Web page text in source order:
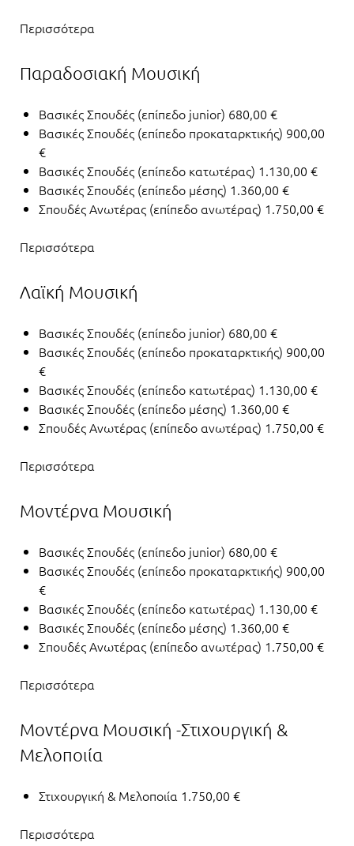
Περισσότερα
Παραδοσιακή Μουσική
Βασικές Σπουδές (επίπεδο junior) 680,00 €
Βασικές Σπουδές (επίπεδο προκαταρκτικής) 900,00
€
Βασικές Σπουδές (επίπεδο κατωτέρας) 1.130,00 €
Βασικές Σπουδές (επίπεδο μέσης) 1.360,00 €
Σπουδές Ανωτέρας (επίπεδο ανωτέρας) 1.750,00 €
Περισσότερα
Λαϊκή Μουσική
Βασικές Σπουδές (επίπεδο junior) 680,00 €
Βασικές Σπουδές (επίπεδο προκαταρκτικής) 900,00
€
Βασικές Σπουδές (επίπεδο κατωτέρας) 1.130,00 €
Βασικές Σπουδές (επίπεδο μέσης) 1.360,00 €
Σπουδές Ανωτέρας (επίπεδο ανωτέρας) 1.750,00 €
Περισσότερα
Μοντέρνα Μουσική
Βασικές Σπουδές (επίπεδο junior) 680,00 €
Βασικές Σπουδές (επίπεδο προκαταρκτικής) 900,00
€
Βασικές Σπουδές (επίπεδο κατωτέρας) 1.130,00 €
Βασικές Σπουδές (επίπεδο μέσης) 1.360,00 €
Σπουδές Ανωτέρας (επίπεδο ανωτέρας) 1.750,00 €
Περισσότερα
Μοντέρνα Μουσική -Στιχουργική &
Μελοποιία
Στιχουργική & Μελοποιία 1.750,00 €
Περισσότερα